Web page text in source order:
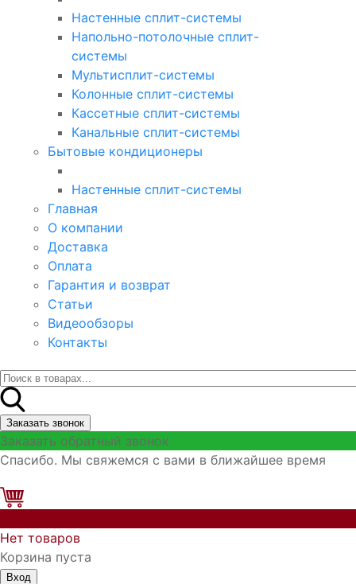
Настенные сплит-системы
Напольно-потолочные сплит-
системы
Мультисплит-системы
Колонные сплит-системы
Кассетные сплит-системы
Канальные сплит-системы
Бытовые кондиционеры
Настенные сплит-системы
Главная
О компании
Доставка
Оплата
Гарантия и возврат
Статьи
Видеообзоры
Контакты
Заказать звонок
Заказать обратный звонок
Спасибо. Мы свяжемся с вами в ближайшее время
Нет товаров
Корзина пуста
Вход